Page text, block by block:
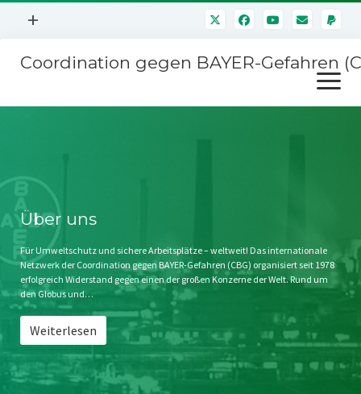
Menü
+
Mitmachen
Kontakt
Impressum
Störfälle
Coordination gegen BAYER-Gefahren
Menü
öffnen
Stichwort BAYER
Jahrestagung
SPENDEN
Über uns
Für Umweltschutz und sichere Arbeitsplätze – weltweit! Das internationale
Netzwerk der Coordination gegen BAYER-Gefahren (CBG) organisiert seit 1978
erfolgreich Widerstand gegen einen der großen Konzerne der Welt. Rund um
den Globus und…
Weiterlesen